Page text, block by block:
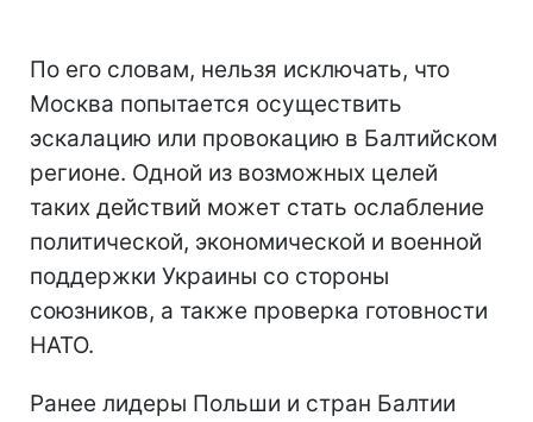
По его словам, нельзя исключать, что
Москва попытается осуществить
эскалацию или провокацию в Балтийском
регионе. Одной из возможных целей
таких действий может стать ослабление
политической, экономической и военной
поддержки Украины со стороны
союзников, а также проверка готовности
НАТО.
Ранее лидеры Польши и стран Балтии